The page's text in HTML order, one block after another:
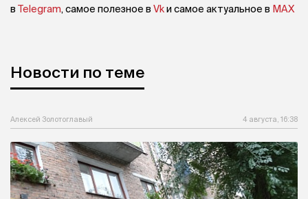
в Telegram, самое полезное в Vkи самое актуальное в MAX
Новости по теме
Алексей Золотоглавый 4 августа, 16:38